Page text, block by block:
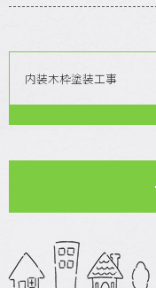
内装木枠塗装工事